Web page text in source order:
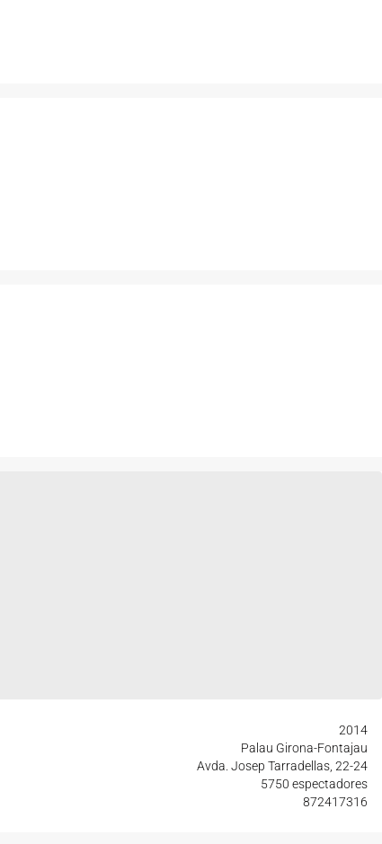
2014
Palau Girona-Fontajau
Avda. Josep Tarradellas, 22-24
5750 espectadores
872417316